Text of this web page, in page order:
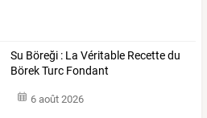
Su Böreği : La Véritable Recette du
Börek Turc Fondant
6 août 2026